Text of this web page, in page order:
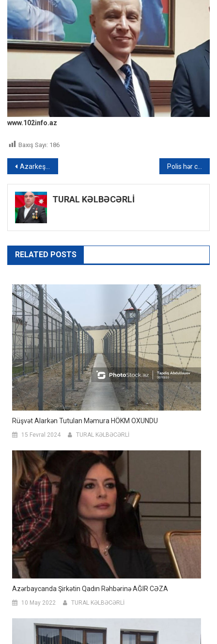
www.102info.az
Baxış Sayı: 186
Yazı
naviqasiyası
Azarkeşlərin çempionluq sevinci faciə ilə bitdi – VİDEO Polis hər cinayətdə qapını döyəndə: “CM-nin üç maddəsi ilə tutulanlar islah olunmurlar” – FOTO
TURAL KƏLBƏCƏRLİ
RELATED POSTS
Rüşvət Alarkən Tutulan Məmura HÖKM OXUNDU
15 Fevral 2024 TURAL KƏLBƏCƏRLİ
Azərbaycanda Şirkətin Qadın Rəhbərinə AĞIR CƏZA
10 May 2022 TURAL KƏLBƏCƏRLİ